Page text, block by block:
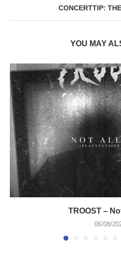
CONCERTTIP:
YOU MAY
TROOST –
06/08/